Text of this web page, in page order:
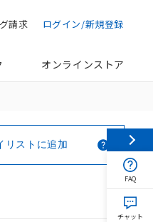
ログイン/新規登録
請求
オンラインストア
リストに追加
FAQ
チャット